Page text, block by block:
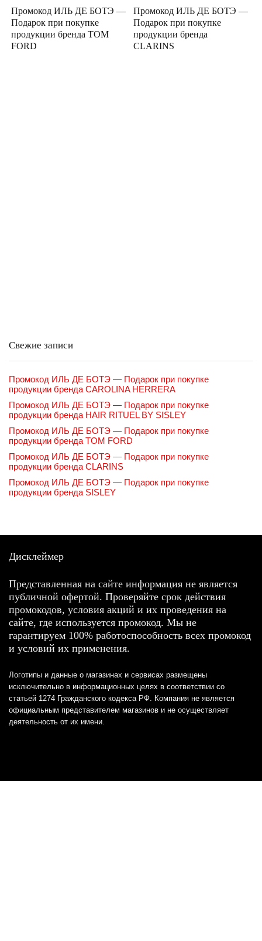
Промокод ИЛЬ ДЕ БОТЭ —
Подарок при покупке
продукции бренда TOM
FORD
Промокод ИЛЬ ДЕ БОТЭ —
Подарок при покупке
продукции бренда
CLARINS
Свежие записи
Промокод ИЛЬ ДЕ БОТЭ — Подарок при покупке
продукции бренда CAROLINA HERRERA
Промокод ИЛЬ ДЕ БОТЭ — Подарок при покупке
продукции бренда HAIR RITUEL BY SISLEY
Промокод ИЛЬ ДЕ БОТЭ — Подарок при покупке
продукции бренда TOM FORD
Промокод ИЛЬ ДЕ БОТЭ — Подарок при покупке
продукции бренда CLARINS
Промокод ИЛЬ ДЕ БОТЭ — Подарок при покупке
продукции бренда SISLEY
Дисклеймер
Представленная на сайте информация не является
публичной офертой. Проверяйте срок действия
промокодов, условия акций и их проведения на
сайте, где используется промокод. Мы не
гарантируем 100% работоспособность всех промокод
и условий их применения.
Логотипы и данные о магазинах и сервисах размещены
исключительно в информационных целях в соответствии со
статьей 1274 Гражданского кодекса РФ. Компания не является
официальным представителем магазинов и не осуществляет
деятельность от их имени.